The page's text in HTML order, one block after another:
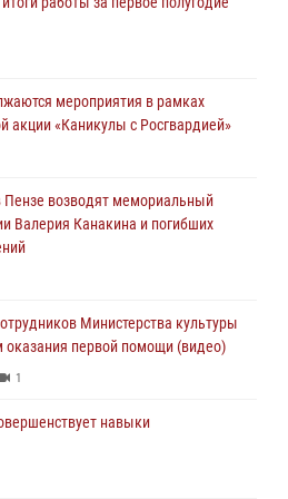
оказали помощь
Росгвардии пресечена
под реабилитационный центр
области подвели итоги
года
мероприятия в рамках
акции «Каникулы с Росгвардией»
возводят мемориальный
Валерия Канакина и погибших
Министерства культуры
оказания первой помощи (видео)
1
навыки